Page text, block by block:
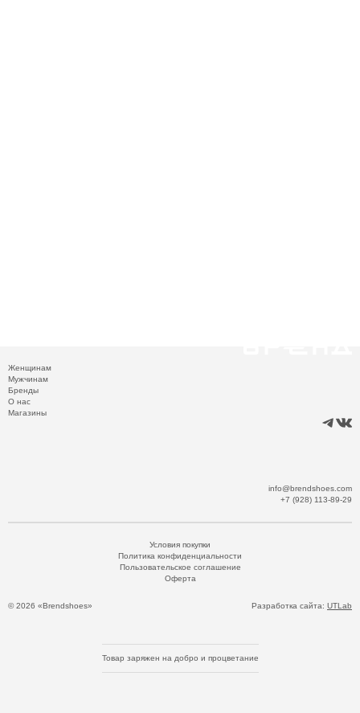
Женщинам
Мужчинам
Бренды
О нас
Магазины
info@brendshoes.com
+7 (928) 113-89-29
© 2026 «Brendshoes»
Условия покупки
Политика конфиденциальности
Пользовательское соглашение
Оферта
Разработка сайта: UTLab
Товар заряжен на добро и процветание